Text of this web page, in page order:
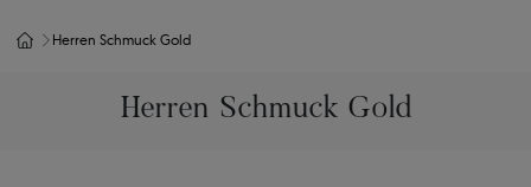
Herren Schmuck Gold
Herren Schmuck Gold